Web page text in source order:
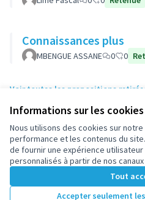
Informations sur les
Nous utilisons des cookies sur
performance et les contenus du
de fournir une expérience utilisateur
personnalisés à partir de nos
Tout
Accepter seulement
Connaissances plus
MBENGUE ASSANE 0 0
Voir toutes les propositions
Conditions d'utilisation
Paramètres des cookies
participez.nanterre.fr sur X
(Lien externe)
participez.nanterre.fr sur
participez.nanterre.fr sur
(Lien externe)
(Lien externe)